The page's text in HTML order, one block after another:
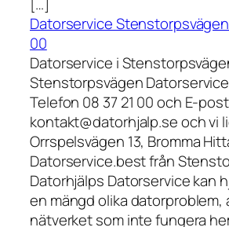
Datorservice Stenstorpsvägen
00
Datorservice i
Stenstorpsvägen
Telefon 08 37 21 00 och E-post
kontakt@datorhjalp.se och vi
Orrspelsvägen 13, Bromma
Datorservice.best från
Datorhjälps Datorservice kan
en mängd olika datorproblem,
nätverket som inte fungera